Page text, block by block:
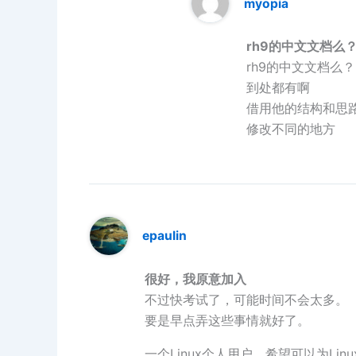
myopia
rh9的中文文档么？
rh9的中文文档么？
到处都有啊
借用他的结构和思
修改不同的地方
epaulin
很好，我原意加入
不过快考试了，可能时间不会太多。
要是早点弄这些事情就好了。